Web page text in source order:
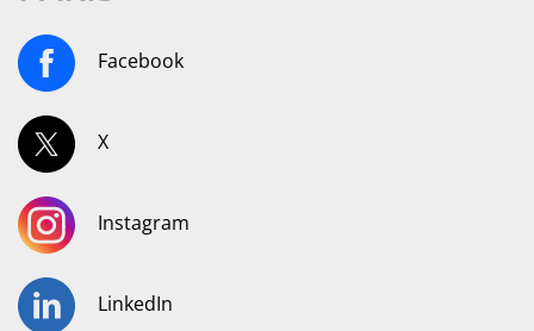
Facebook
X
Instagram
LinkedIn